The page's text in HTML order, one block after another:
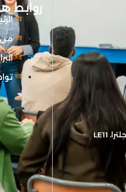
36 شارع سالزبوري، لوغبورو، إنجلترا، LE11
روابط